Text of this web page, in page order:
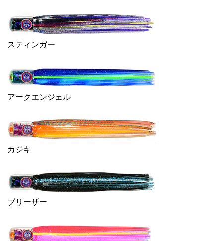
スティンガー
アークエンジェル
カジキ
ブリーザー